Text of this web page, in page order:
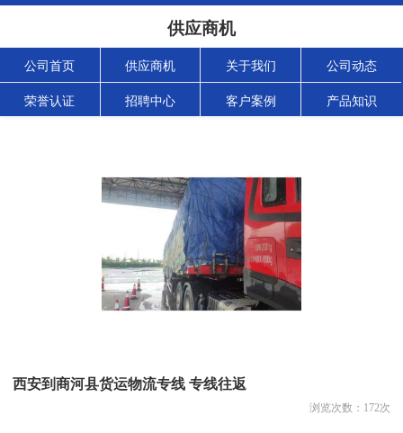
供应商机
公司首页 供应商机 关于我们 公司动态
荣誉认证 招聘中心 客户案例 产品知识
西安到商河县货运物流专线 专线往返
浏览次数： 172次